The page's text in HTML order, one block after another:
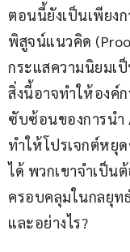
ตอนนี้ยังเป็นเพียง
พิสูจน์แนวคิด
กระแสความนิยมเ
สิ่งนี้อาจทำให้องค์
ซับซ้อนของการนำ
ทำให้โปรเจกต์หยุ
ได้ พวกเขาจำเป็น
ครอบคลุมในกลยุท
และอย่างไร?